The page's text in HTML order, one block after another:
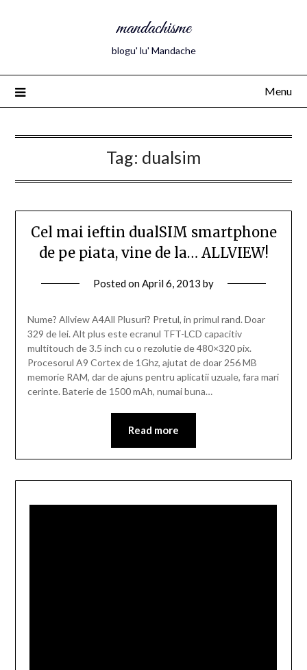
mandachisme
blogu' lu' Mandache
Menu
Tag: dualsim
Cel mai ieftin dualSIM smartphone
de pe piata, vine de la… ALLVIEW!
Posted onApril 6, 2013 by
Nume? Allview A4All Plusuri? Pretul, in primul rand. Doar
329 de lei. Alt plus este ecranul TFT-LCD capacitiv
multitouch de 3.5 inch cu o rezolutie de 480×320 pix.
Procesorul A9 Cortex de 1Ghz, ajutat de doar 256 MB
memorie RAM, dar de ajuns pentru aplicatii uzuale, fara mari
cerinte. Baterie de 1500 mAh, numai buna…
Read more